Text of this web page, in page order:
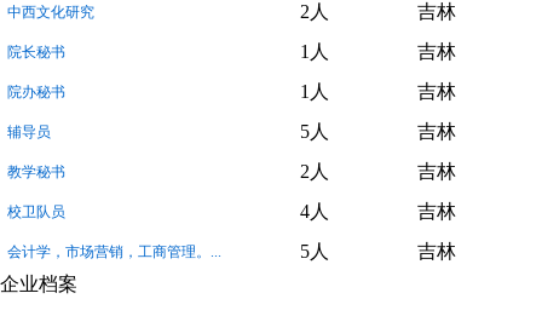
中西文化研究 2人 吉林
院长秘书 1人 吉林
院办秘书 1人 吉林
辅导员 5人 吉林
教学秘书 2人 吉林
校卫队员 4人 吉林
会计学，市场营销，工商管理。... 5人
吉林
企业档案